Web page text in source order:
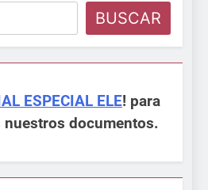
BUSCAR
ESPECIAL ELE! para
documentos.